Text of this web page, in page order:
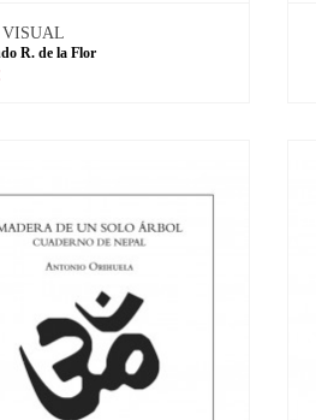
VISUAL
R. de la Flor